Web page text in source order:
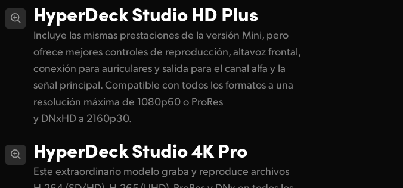
HyperDeckStudio HD Plus
Incluye las mismas prestaciones de la versión Mini, pero
ofrece mejores controles de reproducción, altavoz frontal,
conexión para auriculares y salida para el canal alfa y la
señal principal. Compatible con todos los formatos a una
resolución máxima de 1080p60 o ProRes
y DNxHD a 2160p30.
HyperDeckStudio 4K Pro
Este extraordinario modelo graba y reproduce archivos